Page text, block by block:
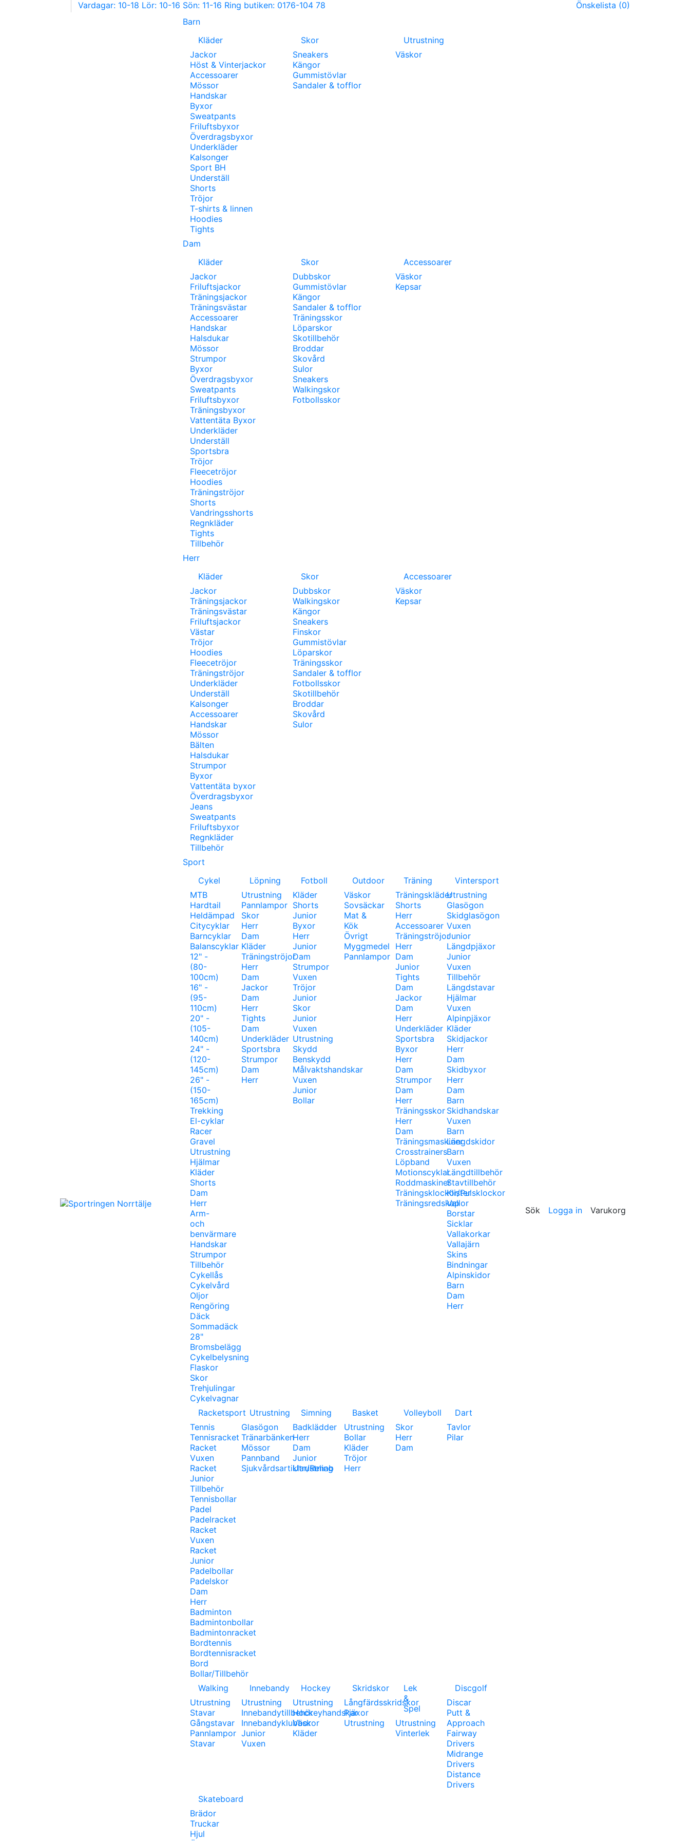
Vardagar: 10-18 Lör: 10-16 Sön: 11-16 Ring butiken: 0176-104 78 Önskelista (0)
Barn
Kläder
Jackor
Höst & Vinterjackor
Accessoarer
Mössor
Handskar
Byxor
Sweatpants
Friluftsbyxor
Överdragsbyxor
Underkläder
Kalsonger
Sport BH
Underställ
Shorts
Tröjor
T-shirts & linnen
Hoodies
Tights
Skor
Sneakers
Kängor
Gummistövlar
Sandaler & tofflor
Utrustning
Väskor
Dam
Kläder
Jackor
Friluftsjackor
Träningsjackor
Träningsvästar
Accessoarer
Handskar
Halsdukar
Mössor
Strumpor
Byxor
Överdragsbyxor
Sweatpants
Friluftsbyxor
Träningsbyxor
Vattentäta Byxor
Underkläder
Underställ
Sportsbra
Tröjor
Fleecetröjor
Hoodies
Träningströjor
Shorts
Vandringsshorts
Regnkläder
Tights
Tillbehör
Skor
Dubbskor
Gummistövlar
Kängor
Sandaler & tofflor
Träningsskor
Löparskor
Skotillbehör
Broddar
Skovård
Sulor
Sneakers
Walkingskor
Fotbollsskor
Accessoarer
Väskor
Kepsar
Herr
Kläder
Jackor
Träningsjackor
Träningsvästar
Friluftsjackor
Västar
Tröjor
Hoodies
Fleecetröjor
Träningströjor
Underkläder
Underställ
Kalsonger
Accessoarer
Handskar
Mössor
Bälten
Halsdukar
Strumpor
Byxor
Vattentäta byxor
Överdragsbyxor
Jeans
Sweatpants
Friluftsbyxor
Regnkläder
Tillbehör
Skor
Dubbskor
Walkingskor
Kängor
Sneakers
Finskor
Gummistövlar
Löparskor
Träningsskor
Sandaler & tofflor
Fotbollsskor
Skotillbehör
Broddar
Skovård
Sulor
Accessoarer
Väskor
Kepsar
Sport
Cykel
MTB
Hardtail
Heldämpad
Citycyklar
Barncyklar
Balanscyklar
12" -
(80-
100cm)
16" -
(95-
110cm)
20" -
(105-
140cm)
24" -
(120-
145cm)
26" -
(150-
165cm)
Trekking
El-cyklar
Racer
Gravel
Utrustning
Hjälmar
Kläder
Shorts
Dam
Herr
Arm-
och
benvärmare
Handskar
Strumpor
Tillbehör
Cykellås
Cykelvård
Oljor
Rengöring
Däck
Sommadäck
28"
Bromsbelägg
Cykelbelysning
Flaskor
Skor
Trehjulingar
Cykelvagnar
Löpning
Utrustning
Pannlampor
Skor
Herr
Dam
Kläder
Träningströjor
Herr
Dam
Jackor
Dam
Herr
Tights
Dam
Underkläder
Sportsbra
Strumpor
Dam
Herr
Fotboll
Kläder
Shorts
Junior
Byxor
Herr
Junior
Dam
Strumpor
Vuxen
Tröjor
Junior
Skor
Junior
Vuxen
Utrustning
Skydd
Benskydd
Målvaktshandskar
Vuxen
Junior
Bollar
Outdoor
Väskor
Sovsäckar
Mat &
Kök
Övrigt
Myggmedel
Pannlampor
Träning
Träningskläder
Shorts
Herr
Accessoarer
Träningströjor
Herr
Dam
Junior
Tights
Dam
Jackor
Dam
Herr
Underkläder
Sportsbra
Byxor
Herr
Dam
Strumpor
Dam
Herr
Träningsskor
Herr
Dam
Träningsmaskiner
Crosstrainers
Löpband
Motionscyklar
Roddmaskiner
Träningsklockor/Pulsklockor
Träningsredskap
Vintersport
Utrustning
Glasögon
Skidglasögon
Vuxen
Junior
Längdpjäxor
Junior
Vuxen
Tillbehör
Längdstavar
Hjälmar
Vuxen
Alpinpjäxor
Kläder
Skidjackor
Herr
Dam
Skidbyxor
Herr
Dam
Barn
Skidhandskar
Vuxen
Barn
Längdskidor
Barn
Vuxen
Längdtillbehör
Stavtillbehör
Klister
Vallor
Borstar
Sicklar
Vallakorkar
Vallajärn
Skins
Bindningar
Alpinskidor
Barn
Dam
Herr
Racketsport
Tennis
Tennisracket
Racket
Vuxen
Racket
Junior
Tillbehör
Tennisbollar
Padel
Padelracket
Racket
Vuxen
Racket
Junior
Padelbollar
Padelskor
Dam
Herr
Badminton
Badmintonbollar
Badmintonracket
Bordtennis
Bordtennisracket
Bord
Bollar/Tillbehör
Utrustning
Glasögon
Tränarbänken
Mössor
Pannband
Sjukvårdsartiklar/Rehab
Simning
Badklädder
Herr
Dam
Junior
Utrustning
Basket
Utrustning
Bollar
Kläder
Tröjor
Herr
Volleyboll
Skor
Herr
Dam
Dart
Tavlor
Pilar
Walking
Utrustning
Stavar
Gångstavar
Pannlampor
Stavar
Innebandy
Utrustning
Innebandytillbehör
Innebandyklubbor
Junior
Vuxen
Hockey
Utrustning
Hockeyhandskar
Väskor
Kläder
Skridskor
Långfärdsskridskor
Pjäxor
Utrustning
Lek
&
Spel
Utrustning
Vinterlek
Discgolf
Discar
Putt &
Approach
Fairway
Drivers
Midrange
Drivers
Distance
Drivers
Skateboard
Brädor
Truckar
Hjul
Sök Logga in Varukorg